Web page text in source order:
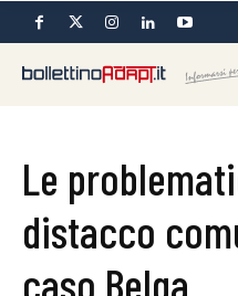
Le
distacco
caso Belga